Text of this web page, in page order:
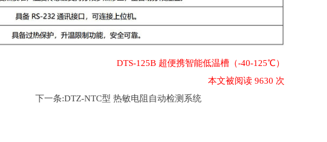
DTS-125B 超便携智能低温槽（-40-125℃）
本文被阅读 9630 次
下一条:DTZ-NTC型 热敏电阻自动检测系统